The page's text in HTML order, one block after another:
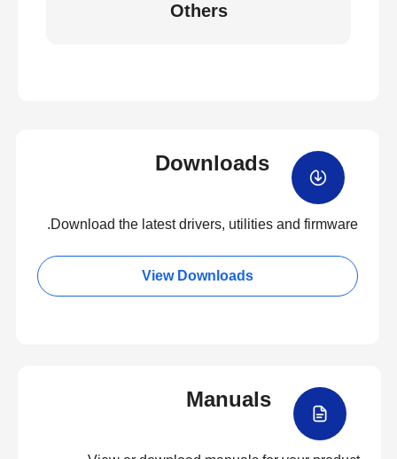
Others
Downloads
Download the latest drivers, utilities and firmware.
View Downloads
Manuals